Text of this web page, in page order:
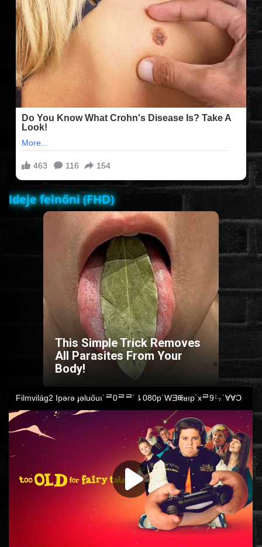
FILMEK (2025-ÖS)
FILMEK (2024-ES)
FILMEK (2023-AS)
FELIRATOS FILMEK
AKCIÓ
FANTASY
KRIMI
DRÁMA
Ideje felnőni (FHD)
This Simple Trick Removes
All Parasites From Your
Body!